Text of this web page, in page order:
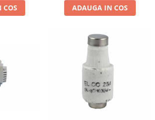
ADAUGA IN COS